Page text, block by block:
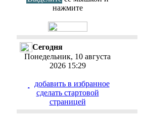
нажмите
Сегодня
Понедельник, 10 августа
2026 15:29
добавить в избранное
cделать стартовой
страницей